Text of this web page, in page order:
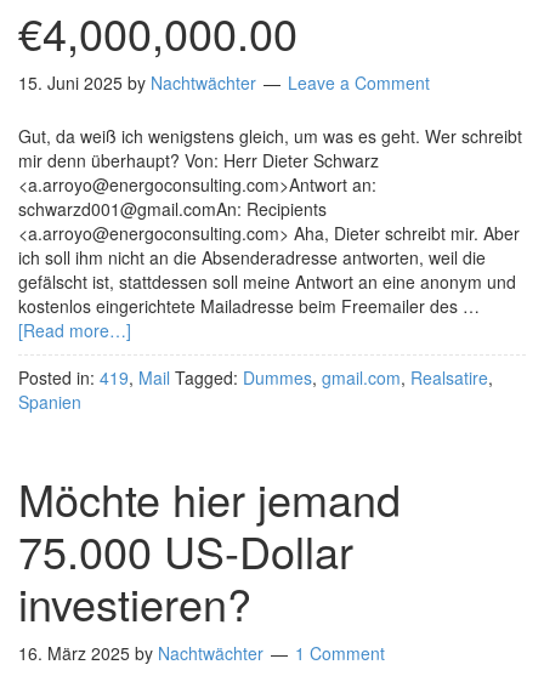
€4,000,000.00
15. Juni 2025 by Nachtwächter Leave a Comment
Gut, da weiß ich wenigstens gleich, um was es geht. Wer schreibt
mir denn überhaupt? Von: Herr Dieter Schwarz
<a.arroyo@energoconsulting.com>Antwort an:
schwarzd001@gmail.comAn: Recipients
<a.arroyo@energoconsulting.com> Aha, Dieter schreibt mir. Aber
ich soll ihm nicht an die Absenderadresse antworten, weil die
gefälscht ist, stattdessen soll meine Antwort an eine anonym und
kostenlos eingerichtete Mailadresse beim Freemailer des …
[Read more…]
Posted in: 419, Mail Tagged: Dummes, gmail.com, Realsatire,
Spanien
Möchte hier jemand
75.000 US-Dollar
investieren?
16. März 2025 by Nachtwächter 1 Comment